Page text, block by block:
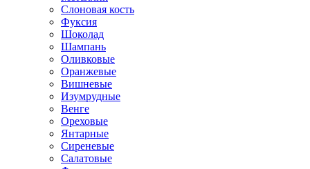
Слоновая кость
Фуксия
Шоколад
Шампань
Оливковые
Оранжевые
Вишневые
Изумрудные
Венге
Ореховые
Янтарные
Сиреневые
Салатовые